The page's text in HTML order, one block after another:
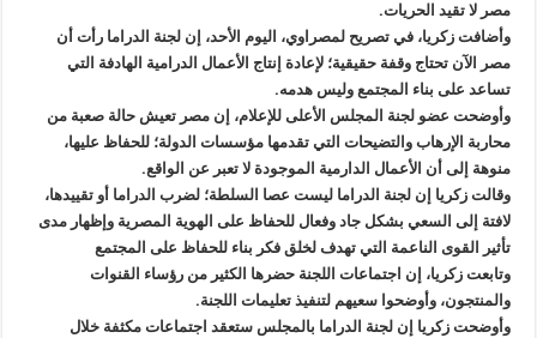
مصر لا تقيد الحريات.
وأضافت زكريا، في تصريح لمصراوي، اليوم الأحد، إن لجنة الدراما رأت أن
مصر الآن تحتاج وقفة حقيقية؛ لإعادة إنتاج الأعمال الدرامية الهادفة التي
تساعد على بناء المجتمع وليس هدمه.
وأوضحت عضو لجنة المجلس الأعلى للإعلام، إن مصر تعيش حالة صعبة من
محاربة الإرهاب والتضيحات التي تقدمها مؤسسات الدولة؛ للحفاظ عليها،
منوهة إلى أن الأعمال الدارمية الموجودة لا تعبر عن الواقع.
وقالت زكريا إن لجنة الدراما ليست عصا السلطة؛ لضرب الدراما أو تقييدها،
لافتة إلى السعي بشكل جاد وفعال للحفاظ على الهوية المصرية وإظهار مدى
تأثير القوى الناعمة التي تهدف لخلق فكر بناء للحفاظ على المجتمع
وتابعت زكريا، إن اجتماعات اللجنة حضرها الكثير من رؤساء القنوات
والمنتجون، وأوضحوا سعيهم لتنفيذ تعليمات اللجنة.
وأوضحت زكريا إن لجنة الدراما بالمجلس ستعقد اجتماعات مكثفة خلال